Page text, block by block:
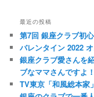
最近の投稿
第7回 銀座クラブ初
バレンタイン 2022
銀座クラブ愛さんを
ブなママさんですよ！
TV東京「和風総本家